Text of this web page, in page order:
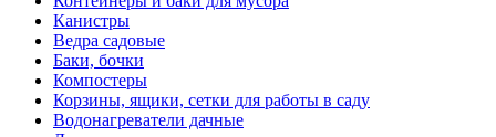
Канистры
Ведра садовые
Баки, бочки
Компостеры
Корзины, ящики, сетки для работы в саду
Водонагреватели дачные